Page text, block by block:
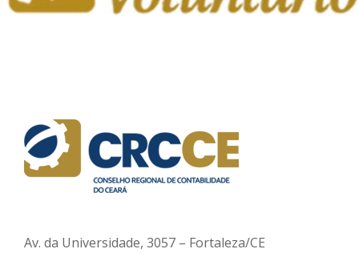
Av. da Universidade, 3057 – Fortaleza/CE